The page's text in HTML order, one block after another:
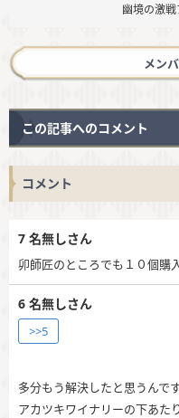
幽境の激
メン
この記事へのコメント
コメント
7 名無しさん
卯師匠のところでも１０個購
6 名無しさん
>>5
多分もう解決したと思うんで
アカツキワイナリーの下あた